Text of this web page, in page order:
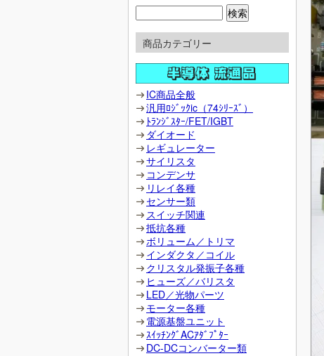
商品カテゴリー
IC商品全般
汎用ﾛｼﾞｯｸic（74ｼﾘｰｽﾞ）
ﾄﾗﾝｼﾞｽﾀｰ/FET/IGBT
ダイオード
レギュレーター
サイリスタ
コンデンサ
リレイ各種
センサー類
スイッチ関連
抵抗各種
ボリューム／トリマ
インダクタ／コイル
クリスタル発振子各種
ヒューズ／バリスタ
LED／光物パーツ
モーター各種
電源基盤ユニット
ｽｲｯﾁﾝｸﾞACｱﾀﾞﾌﾟﾀｰ
DC-DCコンバーター類